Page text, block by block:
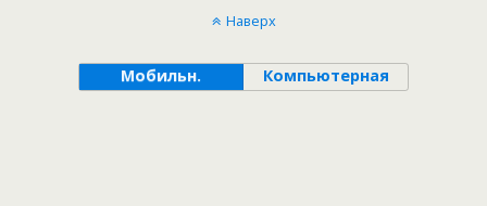
Наверх
Мобильн. Компьютерная